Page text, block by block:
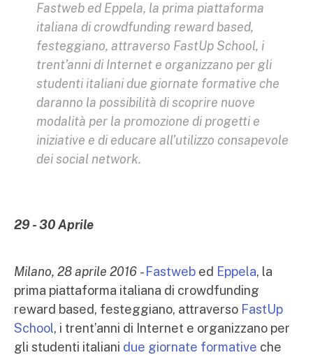
Fastweb ed Eppela, la prima piattaforma
italiana di crowdfunding reward based,
festeggiano, attraverso FastUp School, i
trent’anni di Internet e organizzano per gli
studenti italiani due giornate formative che
daranno la possibilità di scoprire nuove
modalità per la promozione di progetti e
iniziative e di educare all’utilizzo consapevole
dei social network.
29 - 30 Aprile
Milano, 28 aprile 2016 - Fastweb ed Eppela, la
prima piattaforma italiana di crowdfunding
reward based, festeggiano, attraverso FastUp
School, i trent’anni di Internet e organizzano per
gli studenti italiani due giornate formative che